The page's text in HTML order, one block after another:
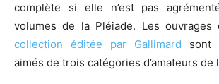
complète si elle n’est pas
volumes de la Pléiade. Les
collection éditée par Gallimard sont
aimés de trois catégories d’amateurs de